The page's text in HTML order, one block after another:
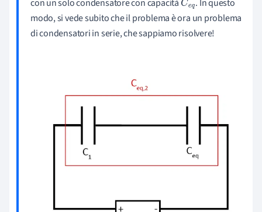
con un solo condensatore con capacità Ceq. In questo
modo, si vede subito che il problema è ora un problema
di condensatori in serie, che sappiamo risolvere!